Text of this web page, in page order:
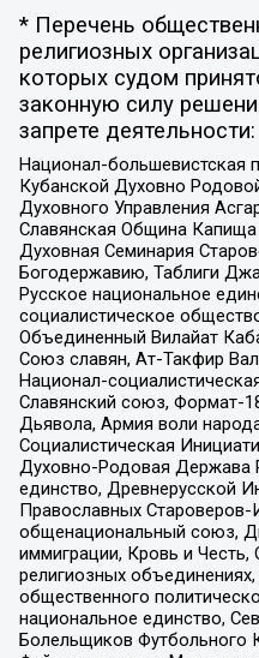
* Перечень
религиозных
которых судом
законную силу
запрете деятельности:
Национал-большевистская
Кубанской Духовно
Духовного Управления
Славянская Община
Духовная Семинария
Богодержавию, Таблиги
Русское национальное
социалистическое
Объединенный Вилайат
Союз славян, Ат-Такфир
Национал-
Славянский союз, Формат-
Дьявола, Армия воли
Социалистическая
Духовно-Родовая Держава
единство, Древнерусской
Православных Староверов-
общенациональный союз,
иммиграции, Кровь и
религиозных
общественного
национальное единство,
Болельщиков Футбольного